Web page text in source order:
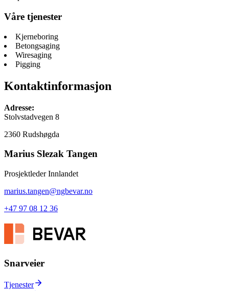
Våre tjenester
Kjerneboring
Betongsaging
Wiresaging
Pigging
Kontaktinformasjon
Adresse:
Stolvstadvegen 8
2360 Rudshøgda
Marius Slezak Tangen
Prosjektleder Innlandet
marius.tangen@ngbevar.no
+47 97 08 12 36
Snarveier
Tjenester